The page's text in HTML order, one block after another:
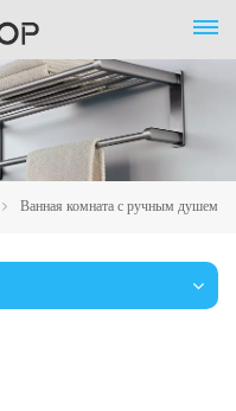
Ванная комната с ручным душем